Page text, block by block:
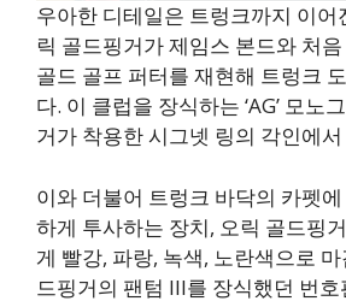
우아한 디테일은 트렁크까지 이어
릭 골드핑거가 제임스 본드와 처
골드 골프 퍼터를 재현해 트렁크
다. 이 클럽을 장식하는 ‘AG’ 모노
거가 착용한 시그넷 링의 각인에
이와 더불어 트렁크 바닥의 카펫
하게 투사하는 장치, 오릭 골드핑
게 빨강, 파랑, 녹색, 노란색으로
드핑거의 팬텀 III를 장식했던 번